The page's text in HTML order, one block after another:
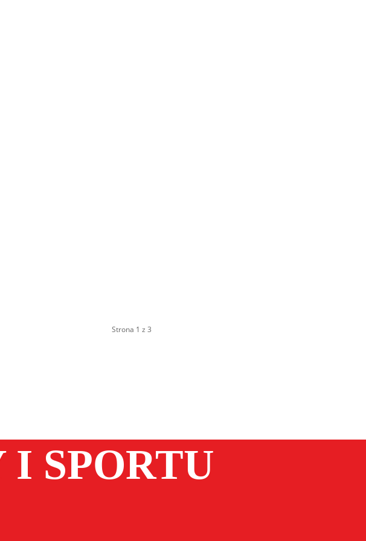
Strona 1 z 3
SPORTU